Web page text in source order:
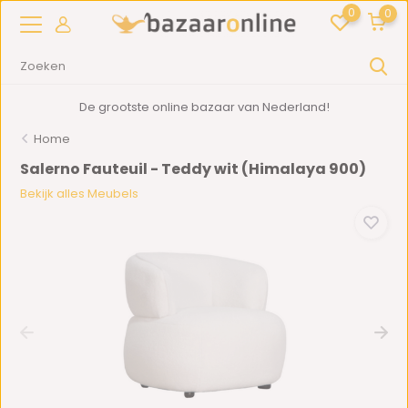
0 0
De grootste online bazaar van Nederland!
Home
Salerno Fauteuil - Teddy wit (Himalaya 900)
Bekijk alles Meubels